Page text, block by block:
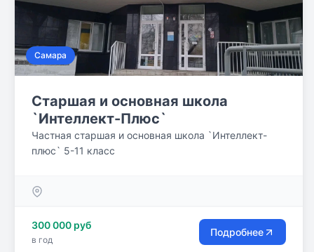
Самара
Старшая и основная школа
`Интеллект-Плюс`
Частная старшая и основная школа `Интеллект-
плюс` 5-11 класс
300 000 руб
в год
Подробнее